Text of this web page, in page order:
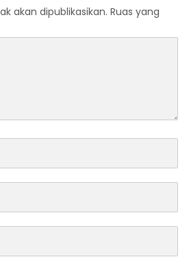
akan dipublikasikan. Ruas yang